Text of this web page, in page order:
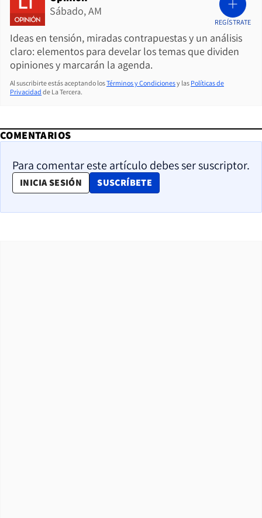
Sábado, AM
Ideas en tensión, miradas contrapuestas y un análisis
claro: elementos para develar los temas que dividen
opiniones y marcarán la agenda.
REGÍSTRATE
Al suscribirte estás aceptando losTérminos y Condicionesy las Políticas de
Privacidad de La Tercera.
COMENTARIOS
Para comentar este artículo debes ser suscriptor.
INICIA SESIÓN SUSCRÍBETE
OPENS IN NEW WINDOW